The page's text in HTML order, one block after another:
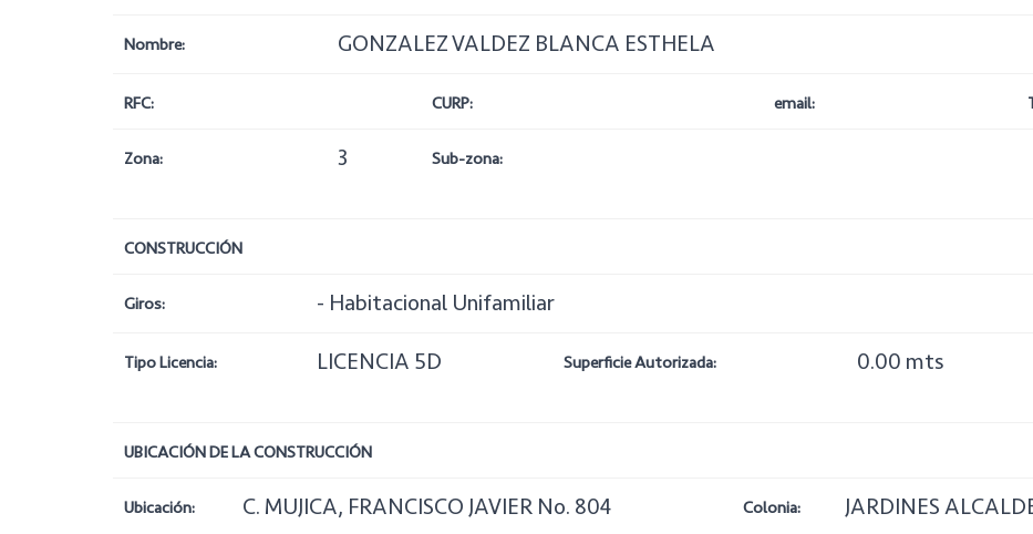
Nombre: GONZALEZ VALDEZ BLANCA ESTHELA
RFC: CURP: email:
Zona: 3 Sub-zona:
CONSTRUCCIÓN
Giros: - Habitacional Unifamiliar
Tipo Licencia: LICENCIA 5D Superficie Autorizada: 0.00 mts
UBICACIÓN DE LA CONSTRUCCIÓN
Ubicación: C. MUJICA, FRANCISCO JAVIER No. 804 Colonia: JARDINES